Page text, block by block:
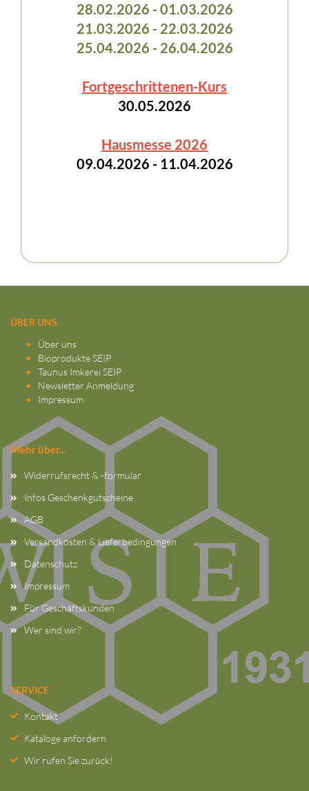
28.02.2026 - 01.03.2026
21.03.2026 - 22.03.2026
25.04.2026 - 26.04.2026
Fortgeschrittenen-Kurs
30.05.2026
Hausmesse 2026
09.04.2026 - 11.04.2026
ÜBER UNS
Über uns
Bioprodukte SEIP
Taunus Imkerei SEIP
Newsletter Anmeldung
Impressum
Mehr über...
Widerrufsrecht & -formular
Infos Geschenkgutscheine
AGB
Versandkosten & Lieferbedingungen
Datenschutz
Impressum
Für Geschäftskunden
Wer sind wir?
SERVICE
Kontakt
Kataloge anfordern
Wir rufen Sie zurück!